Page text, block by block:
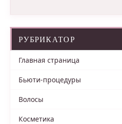
РУБРИКАТОР
Главная страница
Бьюти-процедуры
Волосы
Косметика